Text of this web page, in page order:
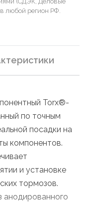
любой регион РФ.
Torx®-
по точным
посадки на
компонентов.
и установке
тормозов.
анодированного